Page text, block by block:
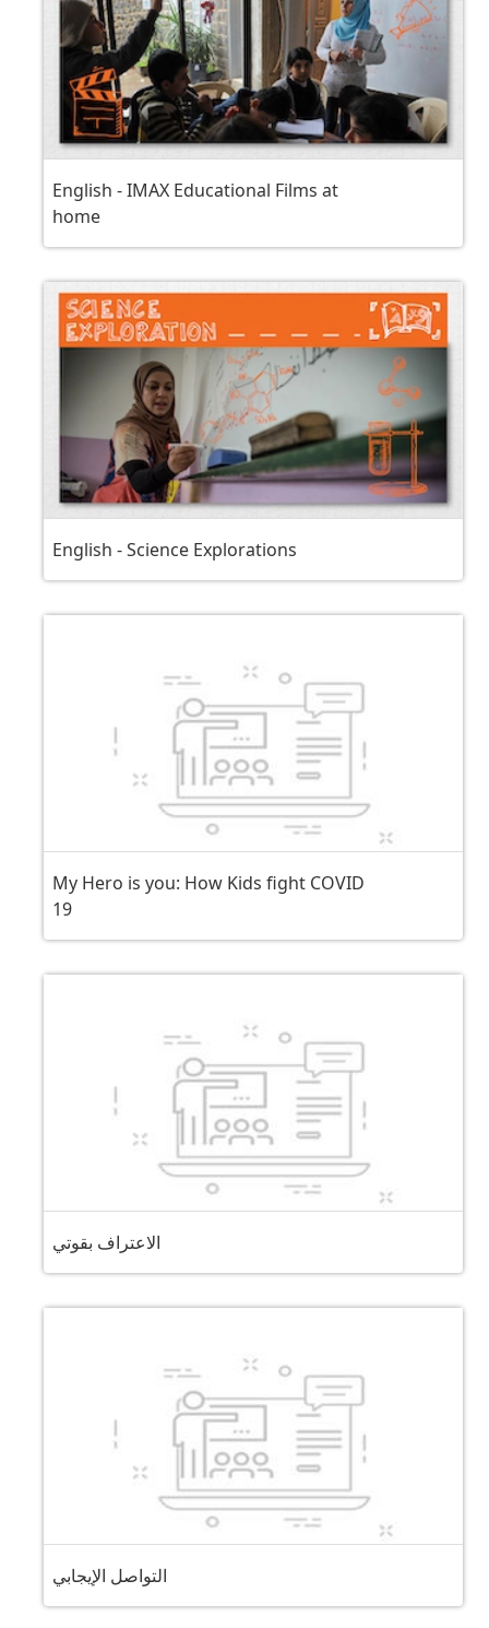
English - IMAX Educational Films at
home
English - Science Explorations
My Hero is you: How Kids fight COVID
19
الاعتراف بقوتي
التواصل الإيجابي